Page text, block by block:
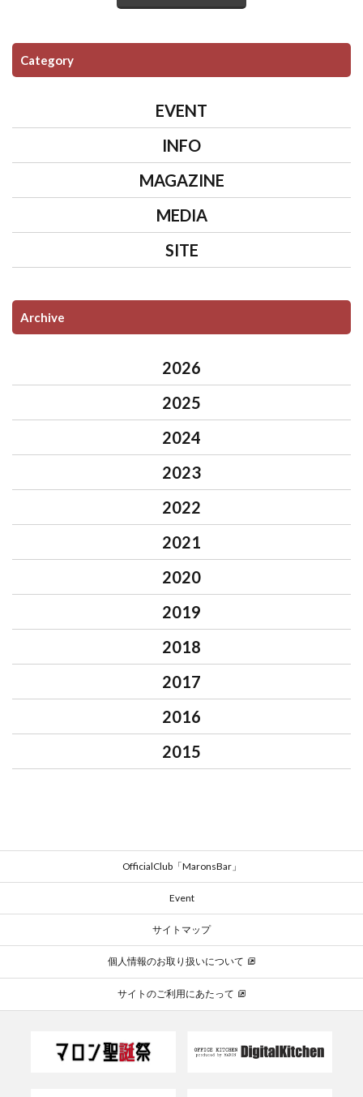
Category
EVENT
INFO
MAGAZINE
MEDIA
SITE
Archive
2026
2025
2024
2023
2022
2021
2020
2019
2018
2017
2016
2015
OfficialClub「MaronsBar」
Event
サイトマップ
個人情報のお取り扱いについて
サイトのご利用にあたって